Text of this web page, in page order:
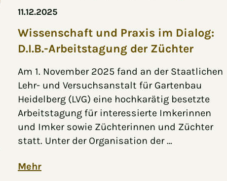
11.12.2025
Wissenschaft und Praxis im Dialog:
D.I.B.-Arbeitstagung der Züchter
Am 1. November 2025 fand an der Staatlichen
Lehr- und Versuchsanstalt für Gartenbau
Heidelberg (LVG) eine hochkarätig besetzte
Arbeitstagung für interessierte Imkerinnen
und Imker sowie Züchterinnen und Züchter
statt. Unter der Organisation der …
Mehr